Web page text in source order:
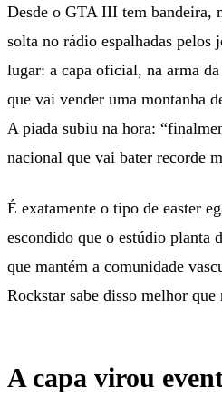
Desde o GTA III tem bandeira,
solta no rádio espalhadas pelos
lugar: a capa oficial, na arma
que vai vender uma montanha
A piada subiu na hora:
nacional que vai bater recorde
É exatamente o tipo de easter
escondido que o estúdio planta
que mantém a comunidade
Rockstar sabe disso melhor que
A capa virou